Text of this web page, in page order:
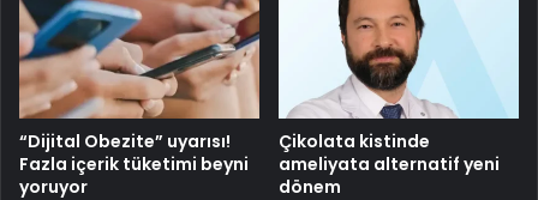
“Dijital Obezite” uyarısı!
Fazla içerik tüketimi beyni
yoruyor
Çikolata kistinde
ameliyata alternatif yeni
dönem